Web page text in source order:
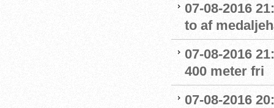
07-08-2016
to af
07-08-2016
400 meter fri
07-08-2016